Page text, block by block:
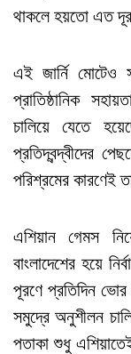
থাকলে হয়তো এত
এই জার্নি মোটেও
প্রাতিষ্ঠানিক
চালিয়ে যেতে
প্রতিদ্বন্দ্বীদের
পরিশ্রমের কারণেই
এশিয়ান গেমস
বাংলাদেশের হয়ে
পূরণে প্রতিদিন
সমুদ্রে অনুশীলন
পতাকা শুধু